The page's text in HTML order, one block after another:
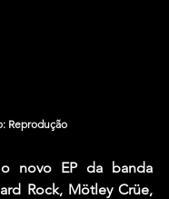
Reprodução
novo EP da banda